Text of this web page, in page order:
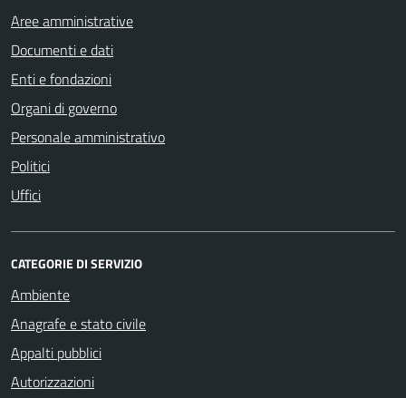
Aree amministrative
Documenti e dati
Enti e fondazioni
Organi di governo
Personale amministrativo
Politici
Uffici
CATEGORIE DI SERVIZIO
Ambiente
Anagrafe e stato civile
Appalti pubblici
Autorizzazioni